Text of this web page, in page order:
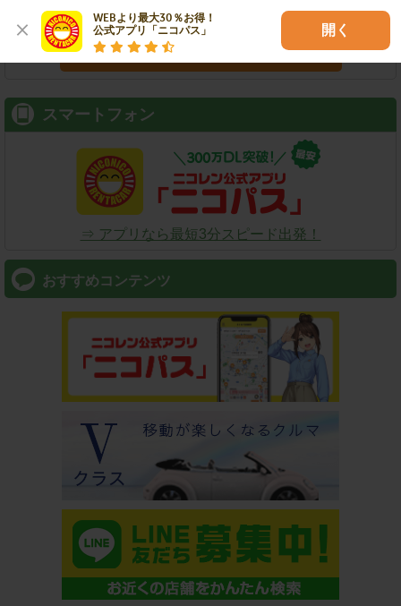
WEBより最大30％お得！
公式アプリ「ニコパス」
開く
スマートフォン
⇒ アプリなら最短3分スピード出発！
おすすめコンテンツ